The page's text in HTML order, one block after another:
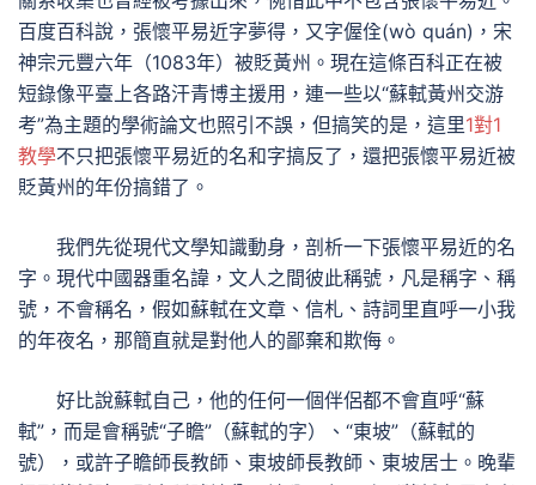
百度百科說，張懷平易近字夢得，又字偓佺(wò quán)，宋
神宗元豐六年（1083年）被貶黃州。現在這條百科正在被
短錄像平臺上各路汗青博主援用，連一些以“蘇軾黃州交游
考”為主題的學術論文也照引不誤，但搞笑的是，這里1對1
教學不只把張懷平易近的名和字搞反了，還把張懷平易近被
貶黃州的年份搞錯了。
我們先從現代文學知識動身，剖析一下張懷平易近的名
字。現代中國器重名諱，文人之間彼此稱號，凡是稱字、稱
號，不會稱名，假如蘇軾在文章、信札、詩詞里直呼一小我
的年夜名，那簡直就是對他人的鄙棄和欺侮。
好比說蘇軾自己，他的任何一個伴侶都不會直呼“蘇
軾”，而是會稱號“子瞻”（蘇軾的字）、“東坡”（蘇軾的
號），或許子瞻師長教師、東坡師長教師、東坡居士。晚輩